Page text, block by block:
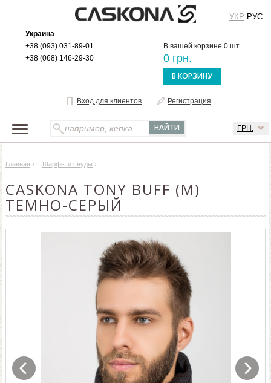
Украина
+38 (093) 031-89-01
+38 (068) 146-29-30
В вашей корзине 0 шт.
0 грн.
В КОРЗИНУ
Вход для клиентов Регистрация
ГРН.
УКР РУС
О БРЕНДЕ
ДОСТАВКА И ОПЛАТА
ОПТОВЫМ КЛИЕНТАМ
Главная › Шарфы и снуды ›
CASKONA TONY BUFF (М)
ТЕМНО-СЕРЫЙ